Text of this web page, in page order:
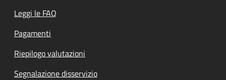
Leggi le FAQ
Pagamenti
Riepilogo valutazioni
Segnalazione disservizio